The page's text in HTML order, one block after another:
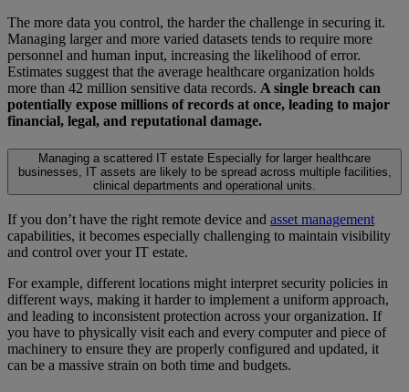
The more data you control, the harder the challenge in securing it.
Managing larger and more varied datasets tends to require more
personnel and human input, increasing the likelihood of error.
Estimates suggest that the average healthcare organization holds
more than 42 million sensitive data records. A single breach can
potentially expose millions of records at once, leading to major
financial, legal, and reputational damage.
Managing a scattered IT estate Especially for larger healthcare
businesses, IT assets are likely to be spread across multiple facilities,
clinical departments and operational units.
If you don’t have the right remote device and asset management
capabilities, it becomes especially challenging to maintain visibility
and control over your IT estate.
For example, different locations might interpret security policies in
different ways, making it harder to implement a uniform approach,
and leading to inconsistent protection across your organization. If
you have to physically visit each and every computer and piece of
machinery to ensure they are properly configured and updated, it
can be a massive strain on both time and budgets.